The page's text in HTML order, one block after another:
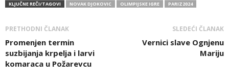
KLJUČNE REČI/TAGOVI
NOVAK DJOKOVIC OLIMPIJSKE IGRE PARIZ2024
PRETHODNI ČLANAK
Promenjen termin
suzbijanja krpelja i larvi
komaraca u Požarevcu
SLEDEĆI ČLANAK
Vernici slave Ognjenu
Mariju